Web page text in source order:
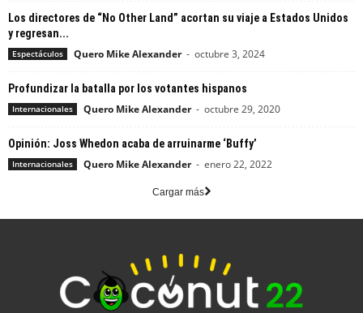
Los directores de “No Other Land” acortan su viaje a Estados Unidos
y regresan...
Espectáculos Quero Mike Alexander - octubre 3, 2024
Profundizar la batalla por los votantes hispanos
Internacionales Quero Mike Alexander - octubre 29, 2020
Opinión: Joss Whedon acaba de arruinarme ‘Buffy’
Internacionales Quero Mike Alexander - enero 22, 2022
Cargar más